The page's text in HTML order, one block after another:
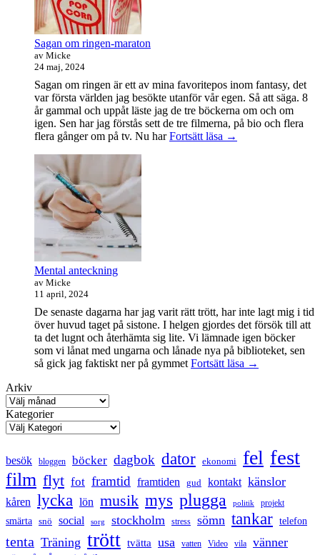
Sagan om ringen-maraton
av Micke
24 maj, 2024
Sagan om ringen är ett av mina favoritepos inom fantasy, det
var första världen jag besökte utanför vår egen. Så att säga. 8
år gammal och uppåt läste jag de tre böckerna om och om
igen. Sen har jag förstås sett de tre filmerna, på bio och flera
flera gånger om på tv. Nu harFortsätt läsa Sagan
→
Mental anteckning
av Micke
11 april, 2024
De senaste dagarna har jag varit rätt trött, har inte lagt mig i tid
över huvud taget på sistone. I helgen gjordes det försök till att
ta det lugnt och återhämta sig lite. Vi lämnade igen böcker
som vi lånat med ungarna och lånade nya på biblioteket, sen
så gick jag faktiskt ner på gymmet Fortsätt läsa Mental
→
Arkiv
Kategorier
besök bloggen böcker dagbok dator ekonomi fel fest
film flyt fot framtid framtiden gud kontakt känslor
kåren lycka lön musik mys plugga politik projekt
smärta snö social sorg stockholm stress sömn tankar telefon
tenta Träning trött tvätta usa vatten Video vila vänner